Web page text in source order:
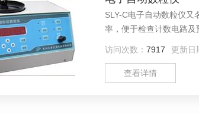
SLY-C电子自动数粒仪
率，便于检查计数电路及
访问次数： 7917 更新日
查看详情